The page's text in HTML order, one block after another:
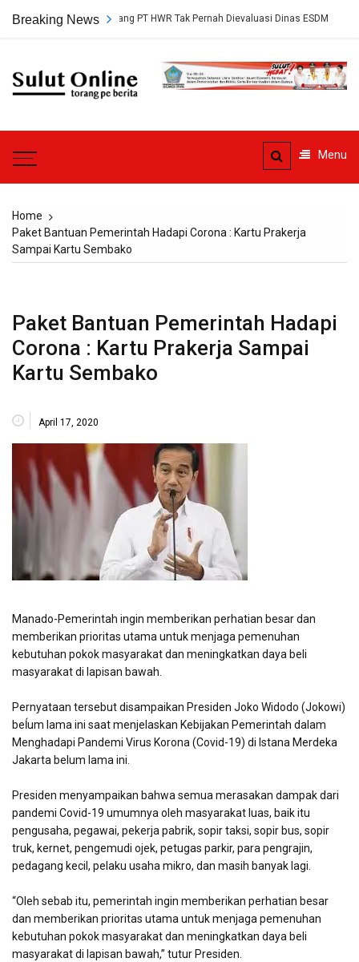
Breaking News
Tambang PT HWR Tak Pernah Dievaluasi Dinas ESDM
Sulut
Menu
Home
Paket Bantuan Pemerintah Hadapi Corona : Kartu Prakerja
Sampai Kartu Sembako
Paket Bantuan Pemerintah Hadapi
Corona : Kartu Prakerja Sampai
Kartu Sembako
April 17, 2020
Manado-Pemerintah ingin memberikan perhatian besar dan
memberikan prioritas utama untuk menjaga pemenuhan
kebutuhan pokok masyarakat dan meningkatkan daya beli
masyarakat di lapisan bawah.
Pernyataan tersebut disampaikan Presiden Joko Widodo (Jokowi)
beĺum lama ini saat menjelaskan Kebijakan Pemerintah dalam
Menghadapi Pandemi Virus Korona (Covid-19) di Istana Merdeka
Jakarta belum lama ini.
Presiden menyampaikan bahwa semua merasakan dampak dari
pandemi Covid-19 umumnya oleh masyarakat luas, baik itu
pengusaha, pegawai, pekerja pabrik, sopir taksi, sopir bus, sopir
truk, kernet, pengemudi ojek, petugas parkir, para pengrajin,
pedagang kecil, pelaku usaha mikro, dan masih banyak lagi.
“Oleh sebab itu, pemerintah ingin memberikan perhatian besar
dan memberikan prioritas utama untuk menjaga pemenuhan
kebutuhan pokok masyarakat dan meningkatkan daya beli
masyarakat di lapisan bawah,” tutur Presiden.